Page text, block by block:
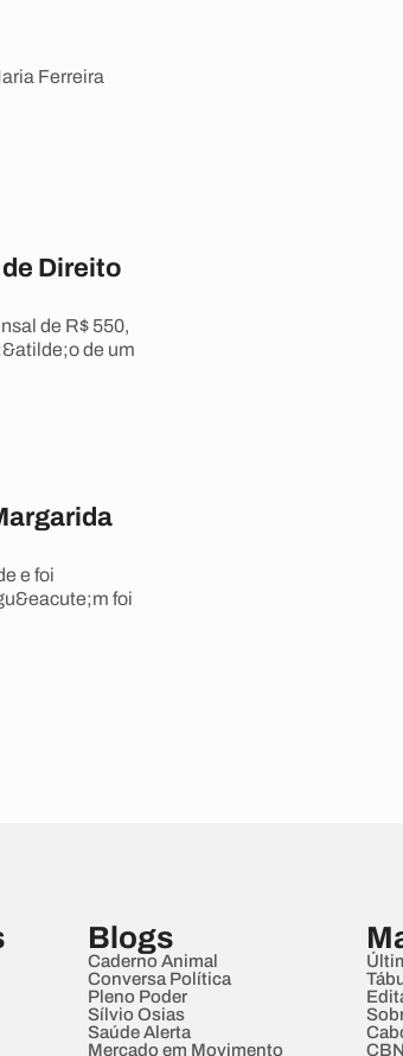
Ferreira
Direito
de R$ 550,
de um
e foi
foi
Blogs
Caderno Animal
Conversa Política
Pleno Poder
Sílvio Osias
Saúde Alerta
Mercado em Movimento